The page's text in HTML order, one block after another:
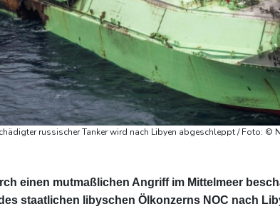
russischer Tanker wird nach Libyen abgeschleppt / Foto: ©
einen mutmaßlichen Angriff im Mittelmeer
staatlichen libyschen Ölkonzerns NOC nach